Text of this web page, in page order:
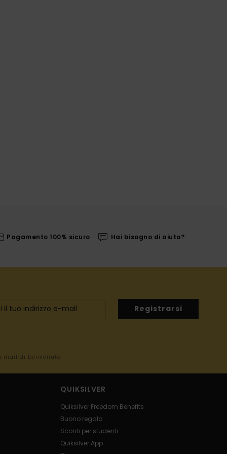
Pagamento 100% sicuro Hai bisogno di aiuto?
Registrarsi
mail di benvenuto
QUIKSILVER
Quiksilver Freedom Benefits
Buono regalo
Sconti per studenti
Quiksilver App